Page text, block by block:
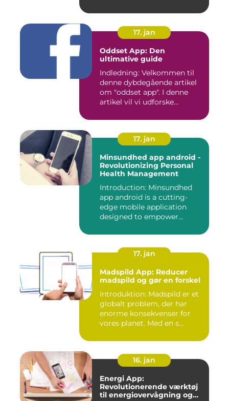
17. jan
Oddset App: Den
ultimative guide
Indledning: Velkommen til
denne dybdegående artikel
om "oddset app". I denne
artikel vil vi udforske...
17. jan
Minsundhed app android -
Revolutionizing Personal
Health Management
Introduction: Minsundhed
app android is a cutting-
edge mobile application
designed to empower
17. jan
Madspild App: Reducer
madspild og gør en forskel
Introduktion: Madspild er et
globalt problem, der har
enorme konsekvenser for
vores planet. Med en s...
16. jan
Energi App:
Revolutionerende værktøj
til energiovervågning og